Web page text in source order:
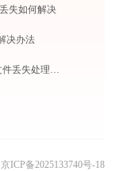
失如何解决
决办法
微软纸牌 Solitaire.exe加载msvcp140_app.dll文件丢失处理办法
京ICP备2025133740号-18